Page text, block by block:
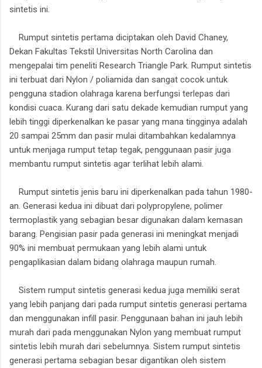
sintetis ini.
Rumput sintetis pertama diciptakan oleh David Chaney,
Dekan Fakultas Tekstil Universitas North Carolina dan
mengepalai tim peneliti Research Triangle Park. Rumput sintetis
ini terbuat dari Nylon / poliamida dan sangat cocok untuk
pengguna stadion olahraga karena berfungsi terlepas dari
kondisi cuaca. Kurang dari satu dekade kemudian rumput yang
lebih tinggi diperkenalkan ke pasar yang mana tingginya adalah
20 sampai 25mm dan pasir mulai ditambahkan kedalamnya
untuk menjaga rumput tetap tegak, penggunaan pasir juga
membantu rumput sintetis agar terlihat lebih alami.
Rumput sintetis jenis baru ini diperkenalkan pada tahun 1980-
an. Generasi kedua ini dibuat dari polypropylene, polimer
termoplastik yang sebagian besar digunakan dalam kemasan
barang. Pengisian pasir pada generasi ini meningkat menjadi
90% ini membuat permukaan yang lebih alami untuk
pengaplikasian dalam bidang olahraga maupun rumah.
Sistem rumput sintetis generasi kedua juga memiliki serat
yang lebih panjang dari pada rumput sintetis generasi pertama
dan menggunakan infill pasir. Penggunaan bahan ini jauh lebih
murah dari pada menggunakan Nylon yang membuat rumput
sintetis lebih murah dari sebelumnya. Sistem rumput sintetis
generasi pertama sebagian besar digantikan oleh sistem